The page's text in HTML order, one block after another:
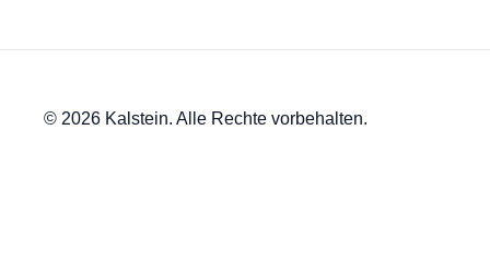
© 2026 Kalstein. Alle Rechte vorbehalten.